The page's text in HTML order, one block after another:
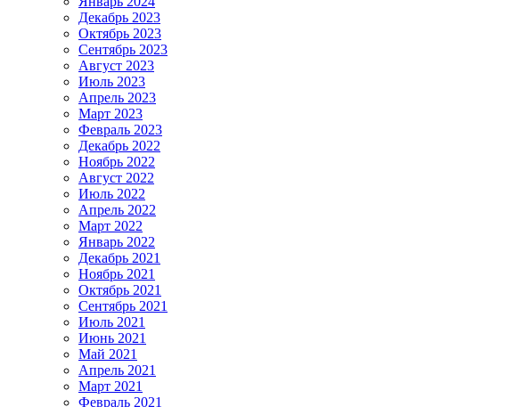
Декабрь 2023
Октябрь 2023
Сентябрь 2023
Август 2023
Июль 2023
Апрель 2023
Март 2023
Февраль 2023
Декабрь 2022
Ноябрь 2022
Август 2022
Июль 2022
Апрель 2022
Март 2022
Январь 2022
Декабрь 2021
Ноябрь 2021
Октябрь 2021
Сентябрь 2021
Июль 2021
Июнь 2021
Май 2021
Апрель 2021
Март 2021
Февраль 2021